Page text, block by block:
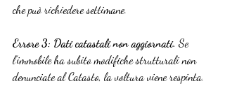
che può richiedere settimane.
Errore 3: Dati catastali non aggiornati. Se
l’immobile ha subito modifiche strutturali non
denunciate al Catasto, la voltura viene respinta.